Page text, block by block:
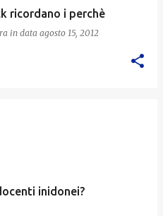
ricordano i perchè
in data agosto 15, 2012
inidonei?